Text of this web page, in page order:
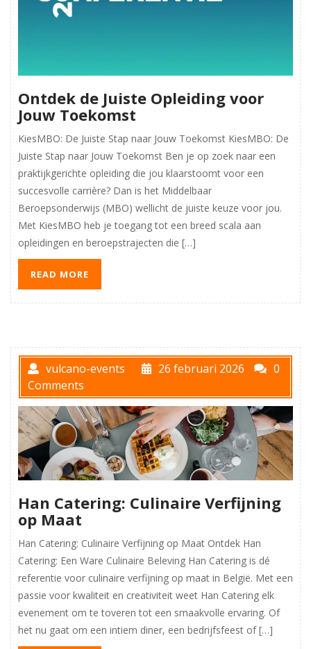
Ontdek de Juiste Opleiding voor
Jouw Toekomst
KiesMBO: De Juiste Stap naar Jouw Toekomst KiesMBO: De
Juiste Stap naar Jouw Toekomst Ben je op zoek naar een
praktijkgerichte opleiding die jou klaarstoomt voor een
succesvolle carrière? Dan is het Middelbaar
Beroepsonderwijs (MBO) wellicht de juiste keuze voor jou.
Met KiesMBO heb je toegang tot een breed scala aan
opleidingen en beroepstrajecten die […]
READ MORE
vulcano-events 26 februari 2026
0
Comments
Han Catering: Culinaire Verfijning
op Maat
Han Catering: Culinaire Verfijning op Maat Ontdek Han
Catering: Een Ware Culinaire Beleving Han Catering is dé
referentie voor culinaire verfijning op maat in België. Met een
passie voor kwaliteit en creativiteit weet Han Catering elk
evenement om te toveren tot een smaakvolle ervaring. Of
het nu gaat om een intiem diner, een bedrijfsfeest of […]